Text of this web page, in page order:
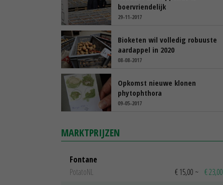
boervriendelijk
29-11-2017
Bioketen wil volledig robuuste
aardappel in 2020
08-08-2017
Opkomst nieuwe klonen
phytophthora
09-05-2017
MARKTPRIJZEN
Fontane
PotatoNL
€ 15,00 ~ € 23,00